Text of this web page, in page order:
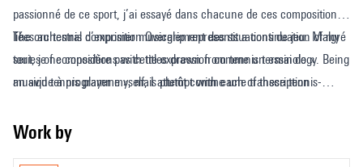
passionné de ce sport, j’ai essayé dans chacune de ces compositions
liées au tennis d’exprimer musicalement des situations de jeu. Malgré
tout, je ne considère pas cette expression comme un essai de «
musique à programme », mais plutôt comme une transcription
série contient à ce jour cinq pièces : Overgrip, pour orchestre
The orchestral composition Overgrip represents a continuation of my
series of compositions with titles drawn from tennis terminology. Being
an avid tennis player myself, I attempt with each of these tennis-
This expression, however, is not an attempt at programme music, but
Work by